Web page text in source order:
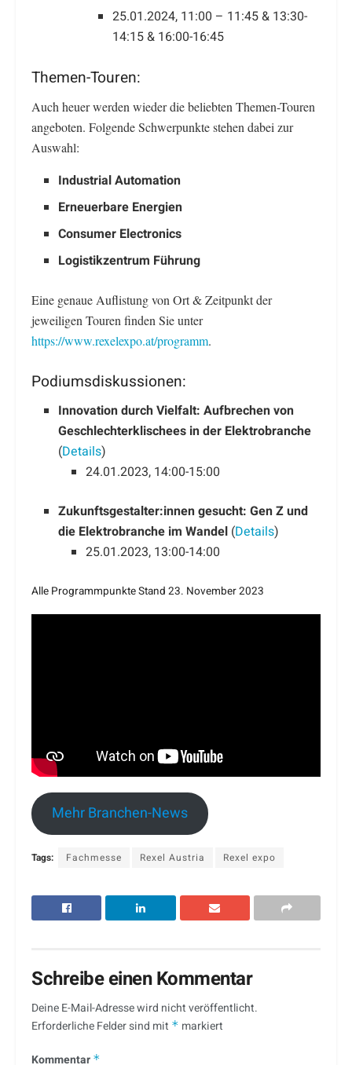
25.01.2024, 11:00 – 11:45 & 13:30-
14:15 & 16:00-16:45
Themen-Touren:
Auch heuer werden wieder die beliebten Themen-Touren
angeboten. Folgende Schwerpunkte stehen dabei zur
Auswahl:
Industrial Automation
Erneuerbare Energien
Consumer Electronics
Logistikzentrum Führung
Eine genaue Auflistung von Ort & Zeitpunkt der
jeweiligen Touren finden Sie unter
https://www.rexelexpo.at/programm.
Podiumsdiskussionen:
Innovation durch Vielfalt: Aufbrechen von
Geschlechterklischees in der Elektrobranche
(Details)
24.01.2023, 14:00-15:00
Zukunftsgestalter:innen gesucht: Gen Z und
die Elektrobranche im Wandel (Details)
25.01.2023, 13:00-14:00
Alle Programmpunkte Stand 23. November 2023
Mehr Branchen-News
Tags: Fachmesse Rexel Austria Rexel expo
Schreibe einen Kommentar
Deine E-Mail-Adresse wird nicht veröffentlicht.
Erforderliche Felder sind mit * markiert
Kommentar *